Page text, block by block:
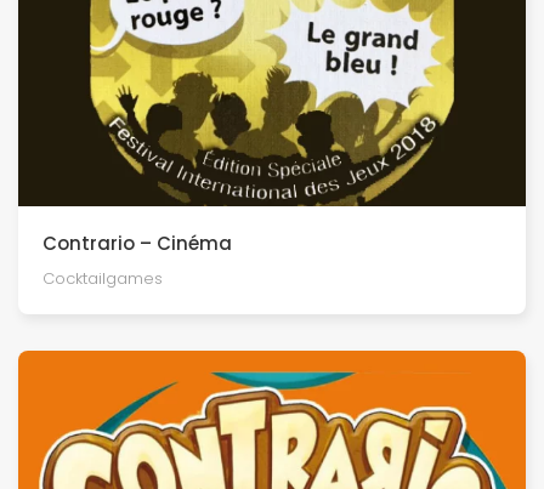
Contrario – Cinéma
Cocktailgames